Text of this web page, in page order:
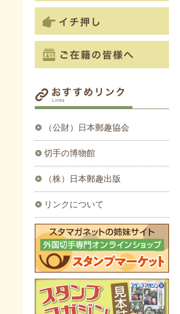
（公財）日本郵趣協会
切手の博物館
（株）日本郵趣出版
リンクについて